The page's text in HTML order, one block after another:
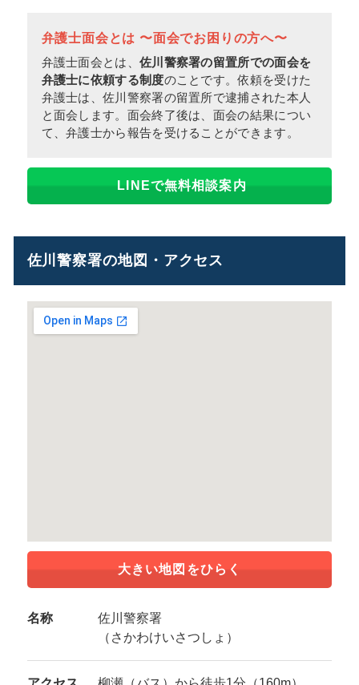
弁護士面会とは 〜面会でお困りの方へ〜
弁護士面会とは、 佐川警察署の留置所での面会を
弁護士に依頼する制度のことです。依頼を受けた
弁護士は、佐川警察署の留置所で逮捕された本人
と面会します。面会終了後は、面会の結果につい
て、弁護士から報告を受けることができます。
LINEで無料相談案内
佐川警察署の地図・アクセス
大きい地図をひらく
名称
佐川警察署
（さかわけいさつしょ）